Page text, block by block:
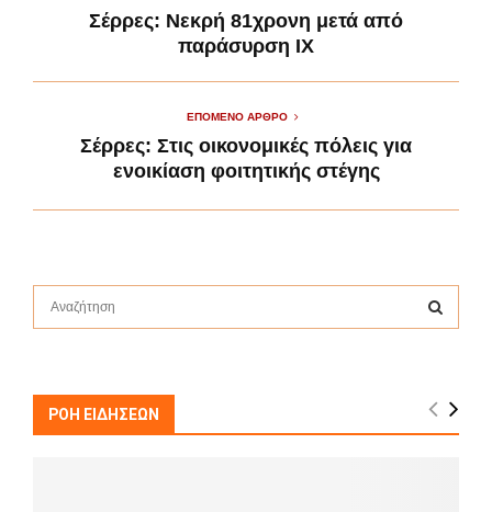
Σέρρες: Νεκρή 81χρονη μετά από
παράσυρση ΙΧ
ΕΠΌΜΕΝΟ ΆΡΘΡΟ
Σέρρες: Στις οικονομικές πόλεις για
ενοικίαση φοιτητικής στέγης
f
A
ΡΟΗ ΕΙΔΗΣΕΩΝ